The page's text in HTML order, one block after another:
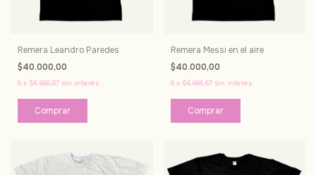
Remera Leandro Paredes
$40.000,00
6 x $6.666,67 sin interés
Comprar
Remera Messi en el aire
$40.000,00
6 x $6.666,67 sin interés
Comprar